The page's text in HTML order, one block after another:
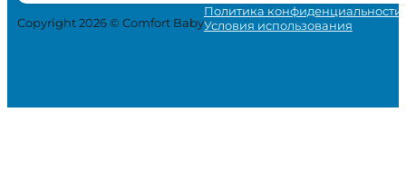
Copyright 2026 © Comfort Baby
Политика конфиденциальности
Условия использования